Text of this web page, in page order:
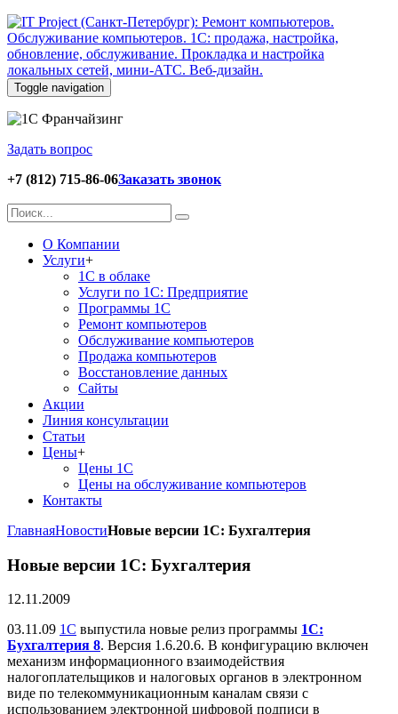
Toggle navigation
Задать вопрос
+7 (812) 715-86-06Заказать звонок
О Компании
Услуги+
1С в облаке
Услуги по 1С: Предприятие
Программы 1С
Ремонт компьютеров
Обслуживание компьютеров
Продажа компьютеров
Восстановление данных
Сайты
Акции
Линия консультации
Статьи
Цены+
Цены 1С
Цены на обслуживание компьютеров
Контакты
ГлавнаяНовостиНовые версии 1С: Бухгалтерия
Новые версии 1С: Бухгалтерия
12.11.2009
03.11.09 1С выпустила новые релиз программы 1С:
Бухгалтерия 8. Версия 1.6.20.6. В конфигурацию включен
механизм информационного взаимодействия
налогоплательщиков и налоговых органов в электронном
виде по телекоммуникационным каналам связи с
использованием электронной цифровой подписи в